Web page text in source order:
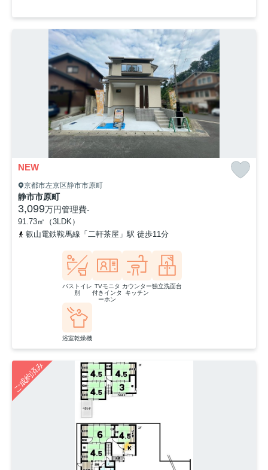
NEW
京都市左京区静市市原町
静市市原町
3,099万円管理費-
91.73㎡（3LDK）
叡山電鉄鞍馬線「二軒茶屋」駅 徒歩11分
バストイレ
別
TVモニタ
付きインタ
ーホン
カウンター
キッチン
独立洗面台
浴室乾燥機
ご成約済み